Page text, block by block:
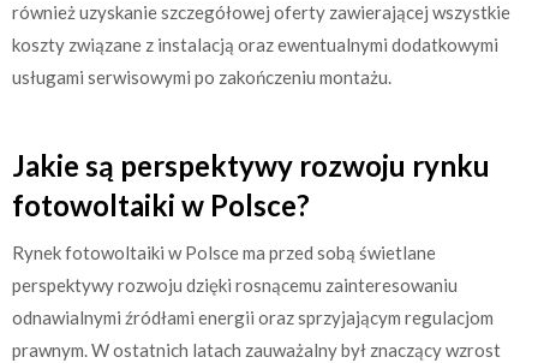
również uzyskanie szczegółowej oferty zawierającej wszystkie
koszty związane z instalacją oraz ewentualnymi dodatkowymi
usługami serwisowymi po zakończeniu montażu.
Jakie są perspektywy rozwoju rynku
fotowoltaiki w Polsce?
Rynek fotowoltaiki w Polsce ma przed sobą świetlane
perspektywy rozwoju dzięki rosnącemu zainteresowaniu
odnawialnymi źródłami energii oraz sprzyjającym regulacjom
prawnym. W ostatnich latach zauważalny był znaczący wzrost